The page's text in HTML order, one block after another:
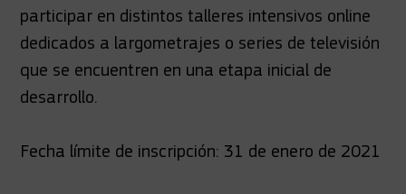
participar en distintos talleres intensivos online
dedicados a largometrajes o series de televisión
que se encuentren en una etapa inicial de
desarrollo.
Fecha límite de inscripción: 31 de enero de 2021